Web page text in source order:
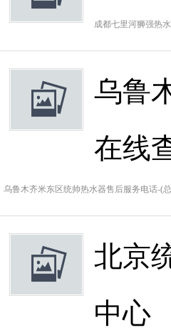
成都七里河狮强热
乌鲁
在线
乌鲁木齐米东区统帅热水器售后服务电话-(
北京
中心